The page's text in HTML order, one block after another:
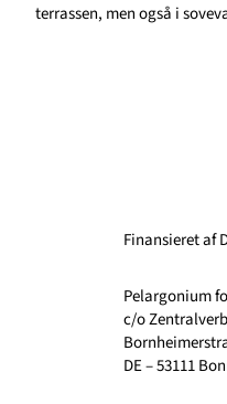
terrassen, men også i
Finansieret af
Pelargonium
c/o
DE – 53111